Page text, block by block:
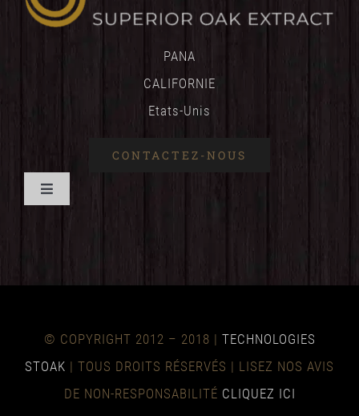
PANA
CALIFORNIE
Etats-Unis
CONTACTEZ-NOUS
Basculer
AVANTAGES
TECHNIQUE
© COPYRIGHT 2012 – 2018 | TECHNOLOGIES
STOAK | TOUS DROITS RÉSERVÉS | LISEZ NOS AVIS
DE NON-RESPONSABILITÉ CLIQUEZ ICI